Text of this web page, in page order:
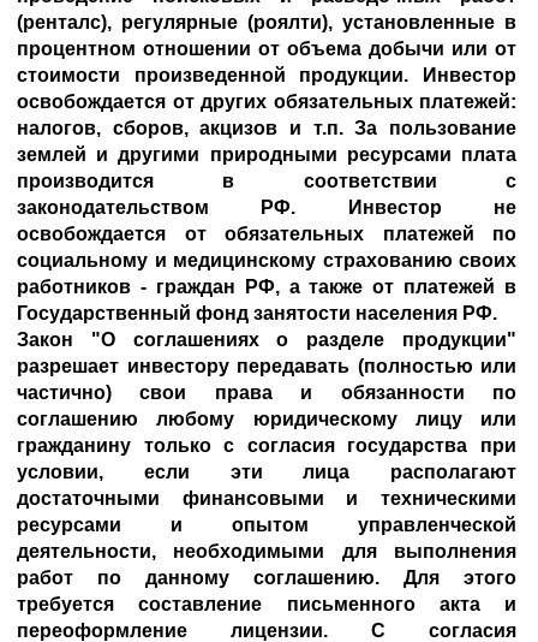
(ренталс), регулярные (роялти), установленные в
процентном отношении от объема добычи или от
стоимости произведенной продукции. Инвестор
освобождается от других обязательных платежей:
налогов, сборов, акцизов и т.п. За пользование
землей и другими природными ресурсами плата
производится в соответствии с
законодательством РФ. Инвестор не
освобождается от обязательных платежей по
социальному и медицинскому страхованию своих
работников - граждан РФ, а также от платежей в
Государственный фонд занятости населения РФ.
Закон "О соглашениях о разделе продукции"
разрешает инвестору передавать (полностью или
частично) свои права и обязанности по
соглашению любому юридическому лицу или
гражданину только с согласия государства при
условии, если эти лица располагают
достаточными финансовыми и техническими
ресурсами и опытом управленческой
деятельности, необходимыми для выполнения
работ по данному соглашению. Для этого
требуется составление письменного акта и
переоформление лицензии. С согласия